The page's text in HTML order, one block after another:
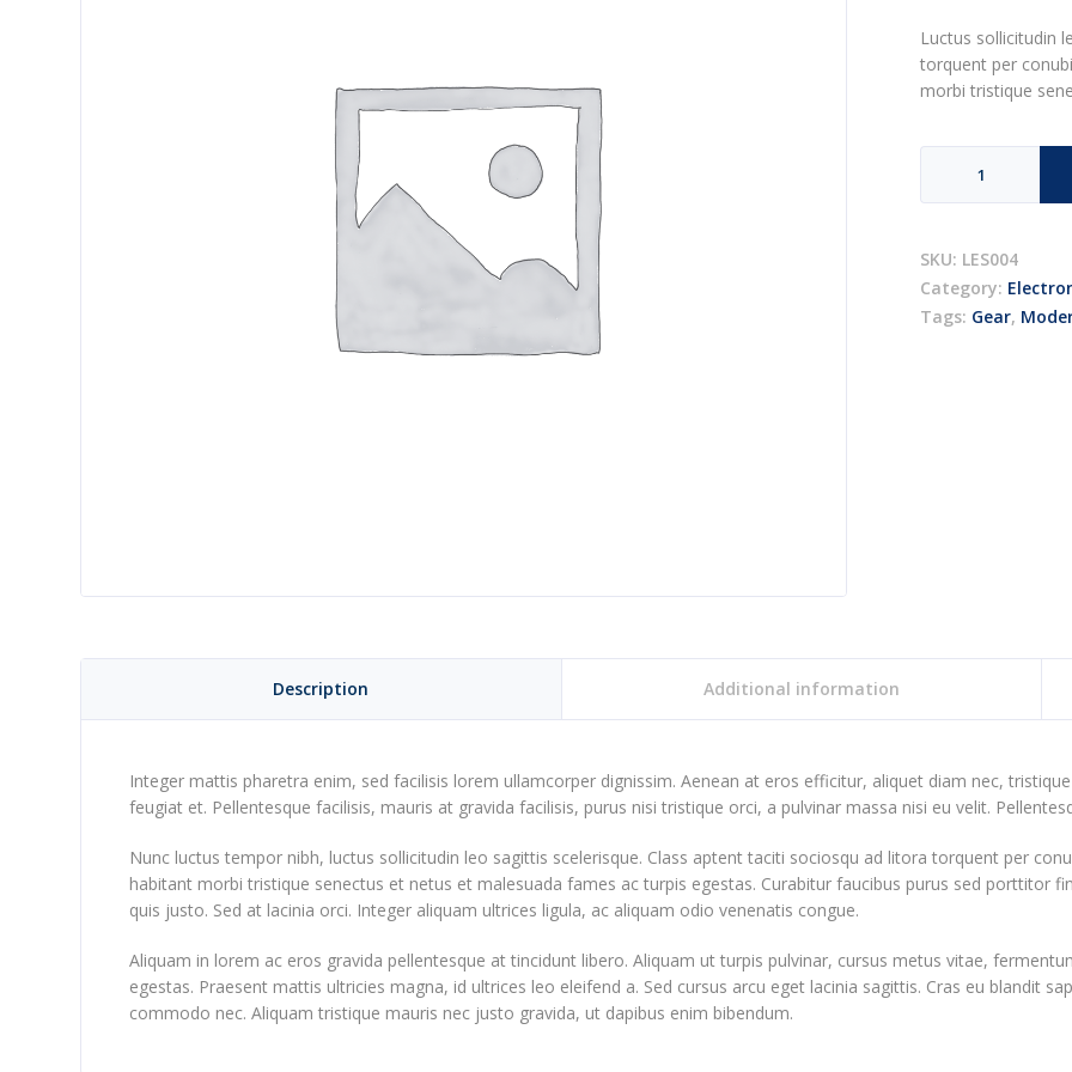
Luctus sollicitudin
torquent per
morbi tristique
headphones
SKU: LES004
Category:
Tags: Gear,
Description Additional information
Integer mattis pharetra enim, sed facilisis lorem ullamcorper dignissim. Aenean at eros efficitur, aliquet diam nec,
feugiat et. Pellentesque facilisis, mauris at gravida facilisis, purus nisi tristique orci, a pulvinar massa nisi eu velit.
Nunc luctus tempor nibh, luctus sollicitudin leo sagittis scelerisque. Class aptent taciti sociosqu ad litora torquent per
habitant morbi tristique senectus et netus et malesuada fames ac turpis egestas. Curabitur faucibus purus sed porttitor
quis justo. Sed at lacinia orci. Integer aliquam ultrices ligula, ac aliquam odio venenatis congue.
Aliquam in lorem ac eros gravida pellentesque at tincidunt libero. Aliquam ut turpis pulvinar, cursus metus vitae,
egestas. Praesent mattis ultricies magna, id ultrices leo eleifend a. Sed cursus arcu eget lacinia sagittis. Cras eu blandit
commodo nec. Aliquam tristique mauris nec justo gravida, ut dapibus enim bibendum.